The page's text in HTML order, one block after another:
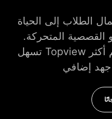
الطلاب إلى الحياة
القصصية المتحركة.
تسهل Topview العملية، مما يجعل التعلم أكثر